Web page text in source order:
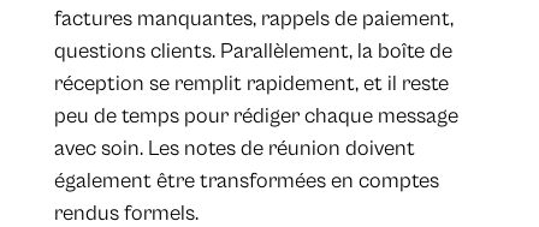
factures manquantes, rappels de paiement,
questions clients. Parallèlement, la boîte de
réception se remplit rapidement, et il reste
peu de temps pour rédiger chaque message
avec soin. Les notes de réunion doivent
également être transformées en comptes
rendus formels.